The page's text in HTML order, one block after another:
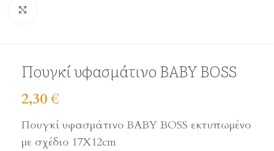
Πουγκί υφασμάτινο BABY BOSS
2,30€
Πουγκί υφασμάτινο BABY BOSS εκτυπωμένο
με σχέδιο 17Χ12cm